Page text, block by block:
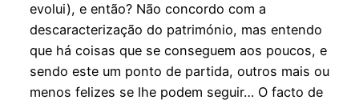
evolui), e então? Não concordo com a
descaracterização do património, mas entendo
que há coisas que se conseguem aos poucos, e
sendo este um ponto de partida, outros mais ou
menos felizes se lhe podem seguir… O facto de